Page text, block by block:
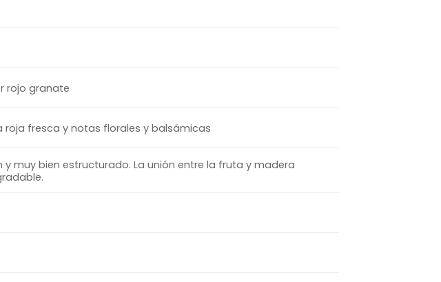
rojo granate
roja fresca y notas florales y balsámicas
y muy bien estructurado. La unión entre la fruta y madera